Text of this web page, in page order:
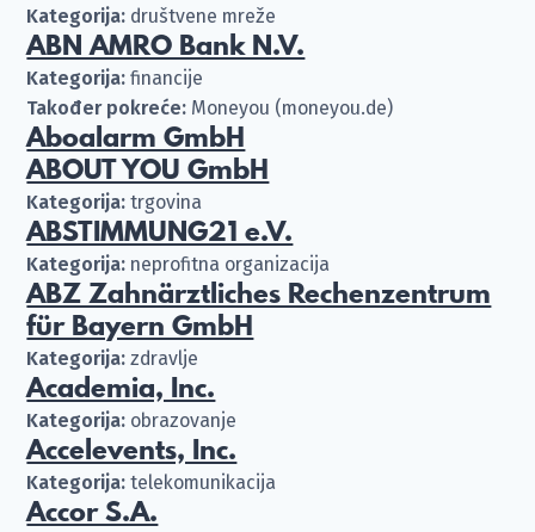
Kategorija: društvene mreže
ABN AMRO Bank N.V.
Kategorija: financije
Također pokreće: Moneyou (moneyou.de)
Aboalarm GmbH
ABOUT YOU GmbH
Kategorija: trgovina
ABSTIMMUNG21 e.V.
Kategorija: neprofitna organizacija
ABZ Zahnärztliches Rechenzentrum
für Bayern GmbH
Kategorija: zdravlje
Academia, Inc.
Kategorija: obrazovanje
Accelevents, Inc.
Kategorija: telekomunikacija
Accor S.A.